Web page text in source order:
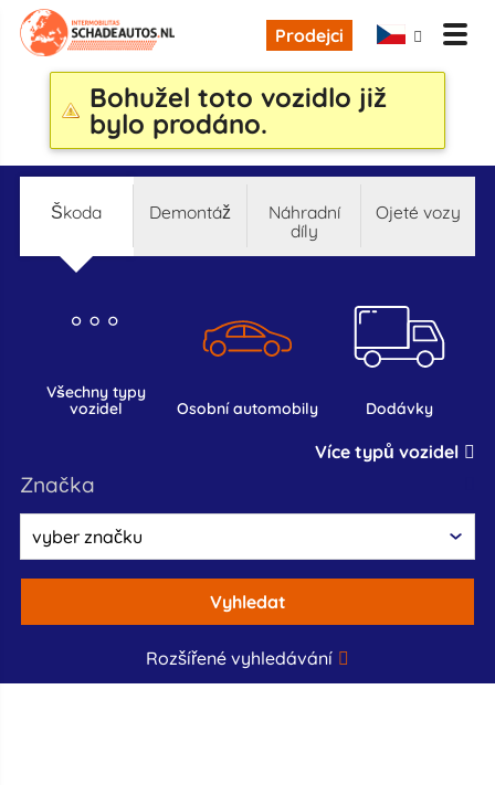
Prodejci
Bohužel toto vozidlo již
bylo prodáno.
škoda demontáž
náhradní
díly
ojeté vozy
všechny typy
vozidel
osobní automobily dodávky
Více typů vozidel
značka
Vyhledat
Rozšířené vyhledávání